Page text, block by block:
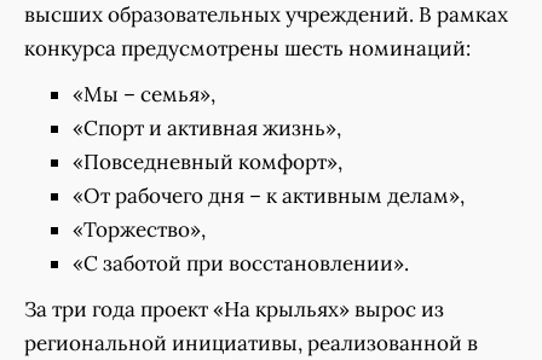
высших образовательных учреждений. В рамках
конкурса предусмотрены шесть номинаций:
«Мы – семья»,
«Спорт и активная жизнь»,
«Повседневный комфорт»,
«От рабочего дня – к активным делам»,
«Торжество»,
«С заботой при восстановлении».
За три года проект «На крыльях» вырос из
региональной инициативы, реализованной в